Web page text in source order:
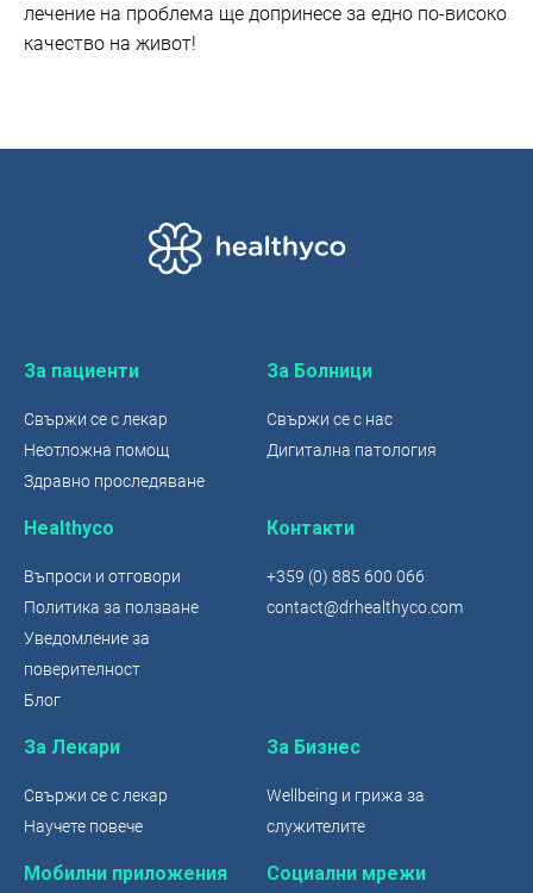
лечение на проблема ще допринесе за едно по-високо
качество на живот!
За пациенти
Свържи се с лекар
Неотложна помощ
Здравно проследяване
За Болници
Свържи се с нас
Дигитална патология
Healthyco
Въпроси и отговори
Политика за ползване
Уведомление за
поверителност
Блог
Контакти
+359 (0) 885 600 066
contact@drhealthyco.com
За Лекари
Свържи се с лекар
Научете повече
За Бизнес
Wellbeing и грижа за
служителите
Мобилни приложения Социални мрежи